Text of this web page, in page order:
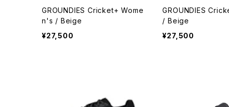
GROUNDIES Cricket+ Wome
n's / Beige
¥27,500
GROUNDIES
/ Beige
¥27,500